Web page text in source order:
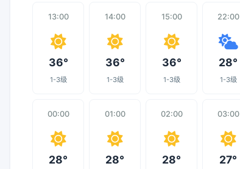
13:00
36°
1-3级
14:00
36°
1-3级
15:00
36°
1-3级
22:00
28°
1-3级
00:00
28°
01:00
28°
02:00
28°
03:00
27°